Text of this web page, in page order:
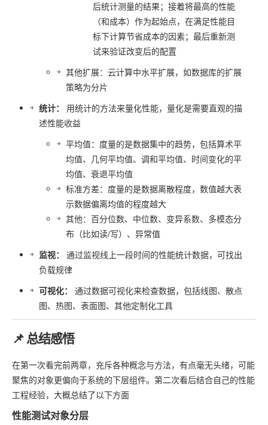
后统计测量的结果；接着将最高的性能
（和成本）作为起始点，在满足性能目
标下计算节省成本的因素；最后重新测
试来验证改变后的配置
其他扩展：云计算中水平扩展，如数据库的扩展
策略为分片
统计：
用统计的方法来量化性能，量化是需要直观的描
述性能收益
平均值：度量的是数据集中的趋势，包括算术平
均值、几何平均值、调和平均值、时间变化的平
均值、衰退平均值
标准方差：度量的是数据离散程度，数值越大表
示数据偏离均值的程度越大
其他：百分位数、中位数、变异系数、多模态分
布（比如读/写）、异常值
监视：
通过监视线上一段时间的性能统计数据，可找出
负载规律
可视化：
通过数据可视化来检查数据，包括线图、散点
图、热图、表面图、其他定制化工具
📌 总结感悟
在第一次看完前两章，充斥各种概念与方法，有点毫无头绪，可能
聚焦的对象更偏向于系统的下层组件。第二次看后结合自己的性能
工程经验，大概总结了以下方面
性能测试对象分层